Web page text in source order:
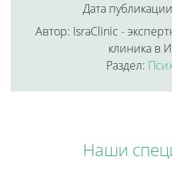
Дата
Автор: IsraClinic -
клиника в
Раздел:
Наши